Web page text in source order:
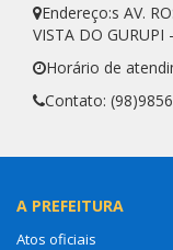
Endereço:s AV.
VISTA DO GURUPI
Horário de
Contato:
A PREFEITURA
Atos oficiais